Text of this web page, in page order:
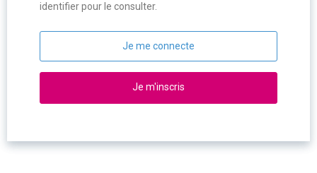
identifier pour le consulter.
Je me connecte
Je m'inscris